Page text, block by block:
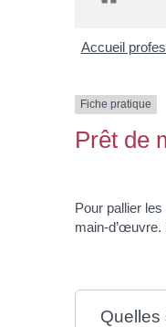
Accueil
Fiche pratique
Prêt de
Pour pallier
main-d’œuvre.
Quelles